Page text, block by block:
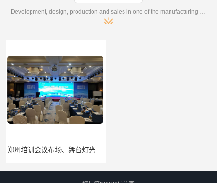
郑州培训会议布场、舞台灯光音响LED屏、桁架舞台木质背板